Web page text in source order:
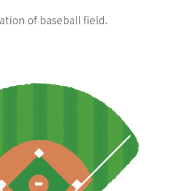
of baseball field.